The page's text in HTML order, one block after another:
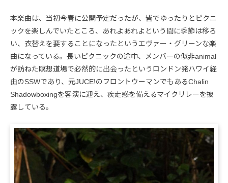
本楽曲は、当初今春に公開予定だったが、皆でゆったりとピクニ
ックを楽しんでいたところ、あれよあれよという間に季節は移ろ
い、衣替えを要することになったというエヴァー・グリーンな楽
曲になっている。長いピクニックの途中、メンバーの似非animal
が訪ねた瞑想道場で必然的に出会ったというロンドン発ハワイ経
由のSSWであり、元JUCE!のフロントウーマンでもあるChalin
Shadowboxingを客演に迎え、疾走感を備えるマイクリレーを披
露している。